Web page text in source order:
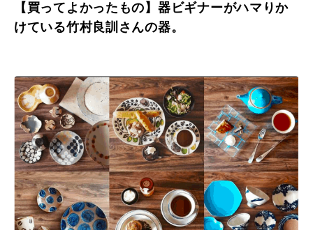
【買ってよかったもの】器ビギナーがハマりか
けている竹村良訓さんの器。